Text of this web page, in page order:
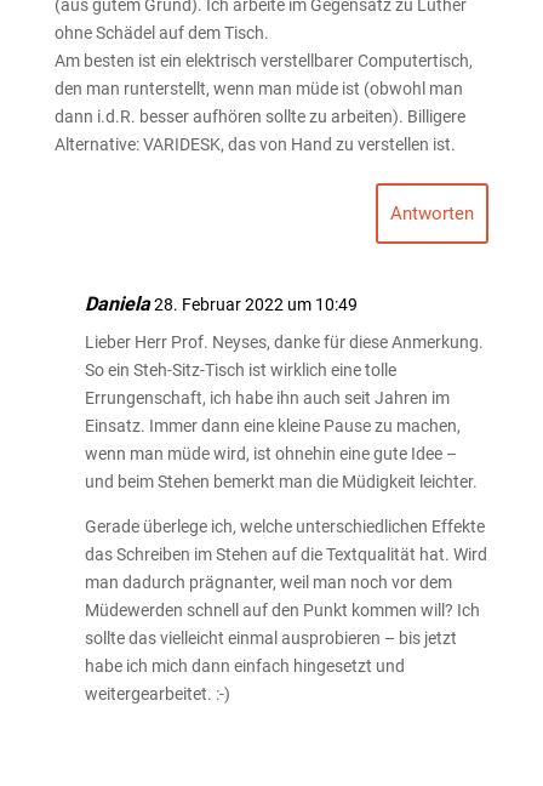
(aus gutem Grund). Ich arbeite im Gegensatz zu Luther
ohne Schädel auf dem Tisch.
Am besten ist ein elektrisch verstellbarer Computertisch,
den man runterstellt, wenn man müde ist (obwohl man
dann i.d.R. besser aufhören sollte zu arbeiten). Billigere
Alternative: VARIDESK, das von Hand zu verstellen ist.
Antworten
Daniela 28. Februar 2022 um 10:49
Lieber Herr Prof. Neyses, danke für diese Anmerkung.
So ein Steh-Sitz-Tisch ist wirklich eine tolle
Errungenschaft, ich habe ihn auch seit Jahren im
Einsatz. Immer dann eine kleine Pause zu machen,
wenn man müde wird, ist ohnehin eine gute Idee –
und beim Stehen bemerkt man die Müdigkeit leichter.
Gerade überlege ich, welche unterschiedlichen Effekte
das Schreiben im Stehen auf die Textqualität hat. Wird
man dadurch prägnanter, weil man noch vor dem
Müdewerden schnell auf den Punkt kommen will? Ich
sollte das vielleicht einmal ausprobieren – bis jetzt
habe ich mich dann einfach hingesetzt und
weitergearbeitet. :-)